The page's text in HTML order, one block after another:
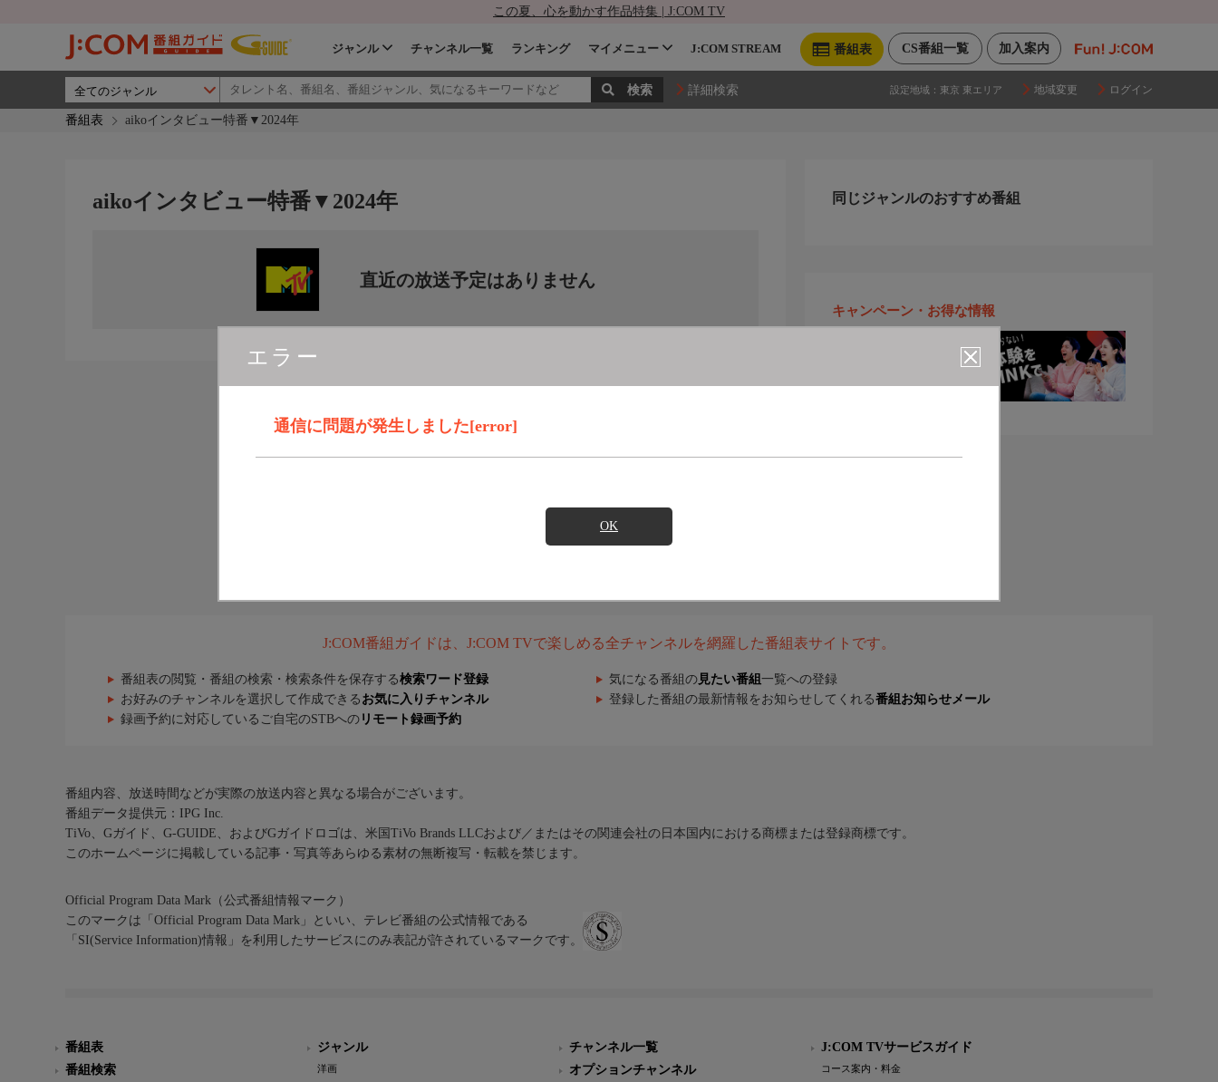
この夏、心を動かす作品特集 | J:COM TV
加入案内
CS番組一覧
番組表
ジャンル チャンネル一覧 ランキング マイメニュー J:COM STREAM
詳細検索 設定地域： 東京 東エリア 地域変更 ログイン
番組表 aikoインタビュー特番▼2024年
エラー
通信に問題が発生しました[error]
OK
aikoインタビュー特番▼2024年
直近の放送予定はありません
同じジャンルのおすすめ番組
キャンペーン・お得な情報
J:COM番組ガイドは、J:COM TVで楽しめる全チャンネルを網羅した番組表サイトです。
番組表の閲覧・番組の検索・検索条件を保存する検索ワード登録 気になる番組の 見たい番組 一覧への登録
お好みのチャンネルを選択して作成できる お気に入りチャンネル 登録した番組の最新情報をお知らせしてくれる番組お知らせメール
録画予約に対応しているご自宅のSTBへの リモート録画予約
番組内容、放送時間などが実際の放送内容と異なる場合がございます。
番組データ提供元：IPG Inc.
TiVo、Gガイド、G-GUIDE、およびGガイドロゴは、米国TiVo Brands LLCおよび／またはその関連会社の日本国内における商標または登録商標です。
このホームページに掲載している記事・写真等あらゆる素材の無断複写・転載を禁じます。
Official Program Data Mark（公式番組情報マーク）
このマークは「Official Program Data Mark」といい、テレビ番組の公式情報である
「SI(Service Information)情報」を利用したサービスにのみ表記が許されているマークです。
番組表
番組検索
ジャンル
洋画
チャンネル一覧
オプションチャンネル
J:COM TVサービスガイド
コース案内・料金